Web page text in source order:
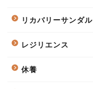
リカバリーサンダル
レジリエンス
休養